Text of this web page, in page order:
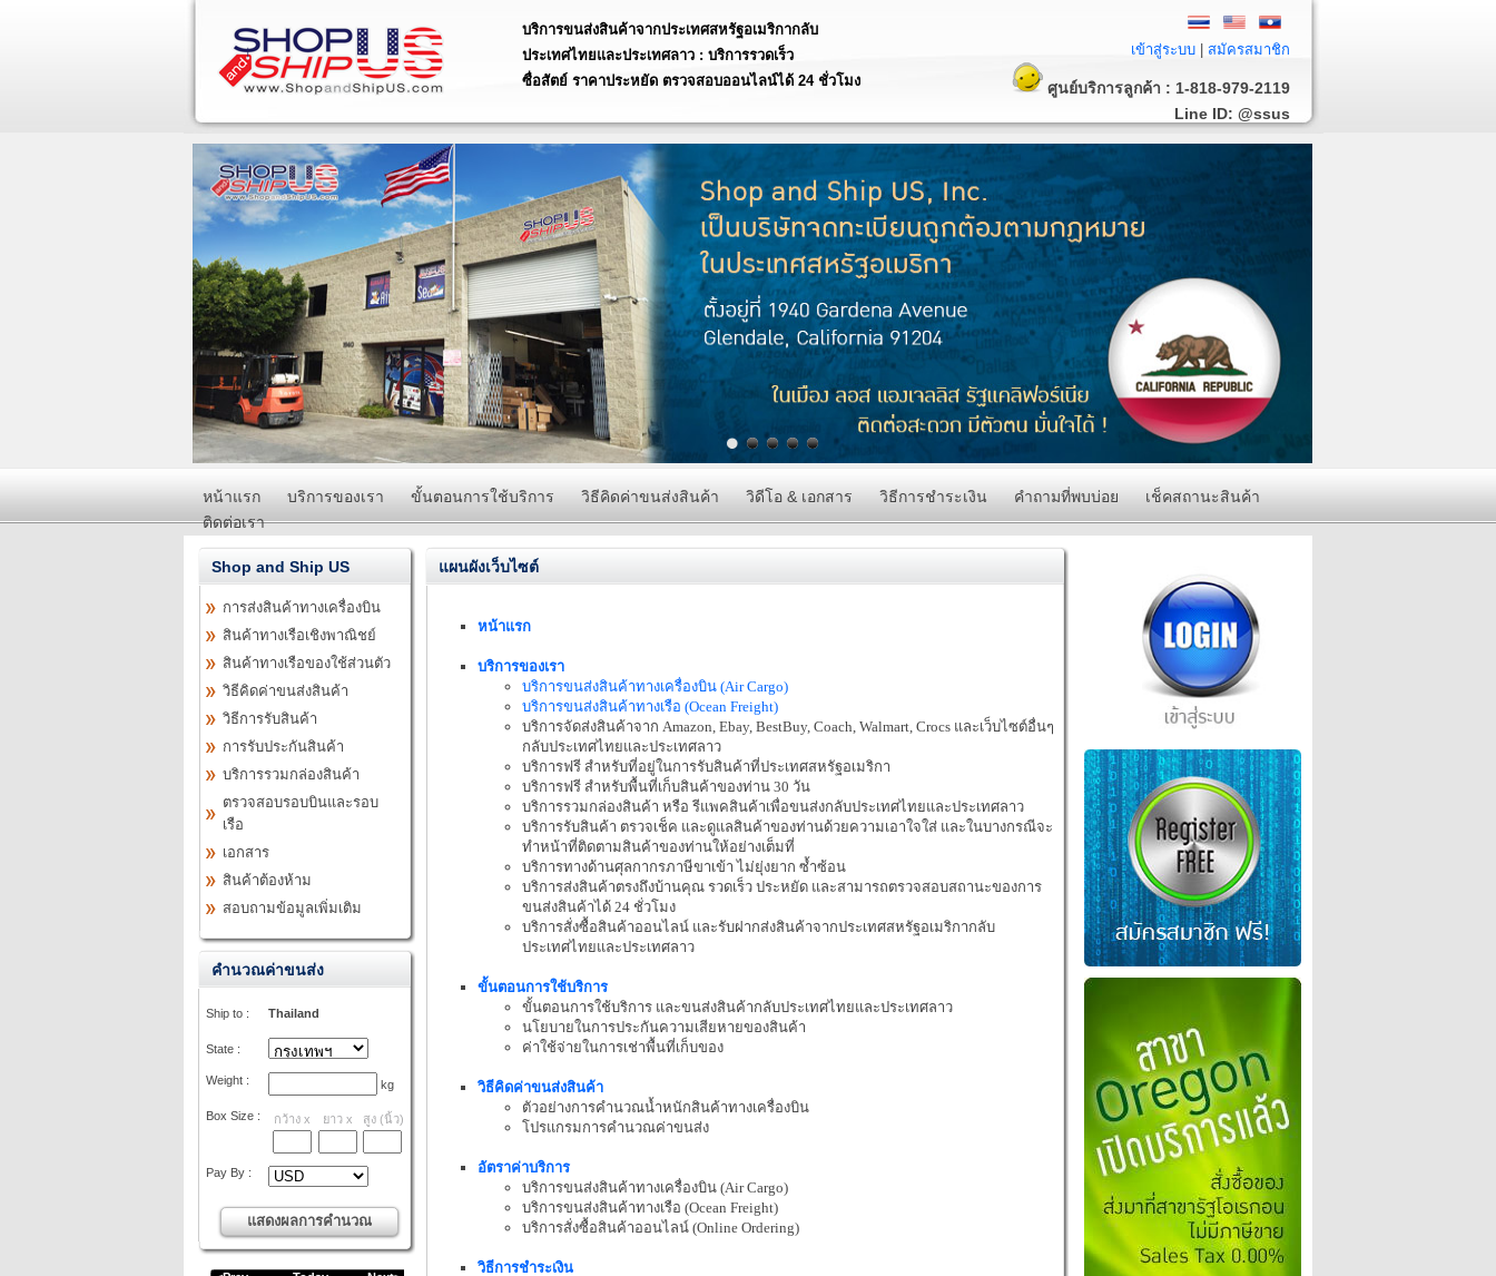
บริการขนส่งสินค้าจากประเทศสหรัฐอเมริกากลับ
ประเทศไทยและประเทศลาว : บริการรวดเร็ว
ซื่อสัตย์ ราคาประหยัด ตรวจสอบออนไลน์ได้ 24 ชั่วโมง
บริการรวบรวมสินค้าเป็นกล่องเดียว จากประเทศ
สหรัฐอเมริกาส่งกลับประเทศไทย
บริการพรีออเดอร์ประเทศสหรัฐอเมริกา สั่งของจาก
amazon สั่งของ ebay ราคาประหยัด
รับสั่งสินค้าจาก ประเทศสหรัฐอเมริกา ถึงประเทศไทย
รวดเร็ว
บริการสำหรับพ่อค้า-แม่ค้า ที่รับพรีออเดอร์สินค้าจาก
ประเทศสหรัฐอเมริกา เรามีราคาพิเศษให้
เข้าสู่ระบบ สมัครสมาชิก
ศูนย์บริการลูกค้า : 1-818-979-2119
Line ID: @ssus
หน้าแรก บริการของเรา ขั้นตอนการใช้บริการ วิธีคิดค่าขนส่งสินค้า วิดีโอ & เอกสาร วิธีการชำระเงิน คำถามที่พบบ่อย
เช็คสถานะสินค้า
ติดต่อเรา
Shop and Ship US
การส่งสินค้าทางเครื่องบิน
สินค้าทางเรือเชิงพาณิชย์
สินค้าทางเรือของใช้ส่วนตัว
วิธีคิดค่าขนส่งสินค้า
วิธีการรับสินค้า
การรับประกันสินค้า
บริการรวมกล่องสินค้า
ตรวจสอบรอบบินและรอบ
เรือ
เอกสาร
สินค้าต้องห้าม
สอบถามข้อมูลเพิ่มเติม
คำนวณค่าขนส่ง
Ship to : Thailand
State :
Weight : kg
Box Size : กว้าง x ยาว x สูง (นิ้ว)
Pay By :
แผนผังเว็บไซต์
หน้าแรก
บริการของเรา
บริการขนส่งสินค้าทางเครื่องบิน (Air Cargo)
บริการขนส่งสินค้าทางเรือ (Ocean Freight)
บริการจัดส่งสินค้าจาก Amazon, Ebay, BestBuy, Coach, Walmart, Crocs และเว็บไซต์อื่นๆ
กลับประเทศไทยและประเทศลาว
บริการฟรี สำหรับที่อยู่ในการรับสินค้าที่ประเทศสหรัฐอเมริกา
บริการฟรี สำหรับพื้นที่เก็บสินค้าของท่าน 30 วัน
บริการรวมกล่องสินค้า หรือ รีแพคสินค้าเพื่อขนส่งกลับประเทศไทยและประเทศลาว
บริการรับสินค้า ตรวจเช็ค และดูแลสินค้าของท่านด้วยความเอาใจใส่ และในบางกรณีจะ
ทำหน้าที่ติดตามสินค้าของท่านให้อย่างเต็มที่
บริการทางด้านศุลกากรภาษีขาเข้า ไม่ยุ่งยาก ซํ้าซ้อน
บริการส่งสินค้าตรงถึงบ้านคุณ รวดเร็ว ประหยัด และสามารถตรวจสอบสถานะของการ
ขนส่งสินค้าได้ 24 ชั่วโมง
บริการสั่งซื้อสินค้าออนไลน์ และรับฝากส่งสินค้าจากประเทศสหรัฐอเมริกากลับ
ประเทศไทยและประเทศลาว
ขั้นตอนการใช้บริการ
ขั้นตอนการใช้บริการ และขนส่งสินค้ากลับประเทศไทยและประเทศลาว
นโยบายในการประกันความเสียหายของสินค้า
ค่าใช้จ่ายในการเช่าพื้นที่เก็บของ
วิธีคิดค่าขนส่งสินค้า
ตัวอย่างการคำนวณน้ำหนักสินค้าทางเครื่องบิน
โปรแกรมการคำนวณค่าขนส่ง
อัตราค่าบริการ
บริการขนส่งสินค้าทางเครื่องบิน (Air Cargo)
บริการขนส่งสินค้าทางเรือ (Ocean Freight)
บริการสั่งซื้อสินค้าออนไลน์ (Online Ordering)
วิธีการชำระเงิน